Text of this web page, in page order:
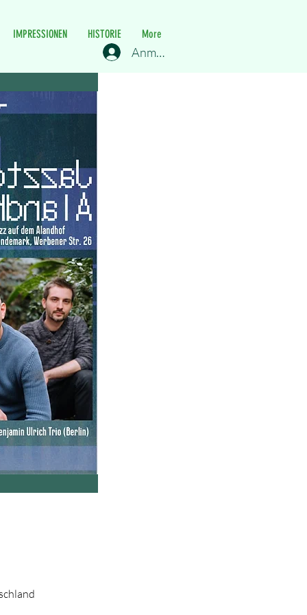
IMPRESSIONEN HISTORIE More
Anmelden